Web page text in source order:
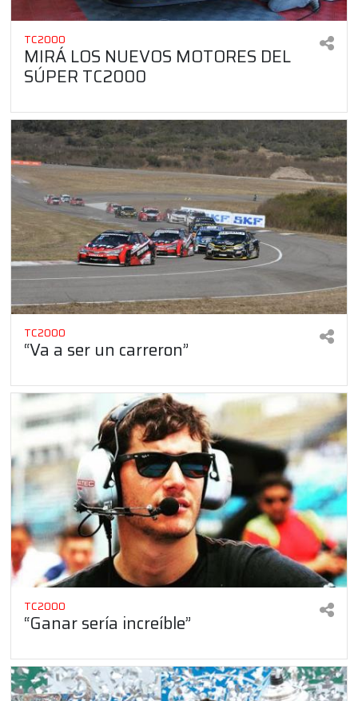
TC2000
MIRÁ LOS NUEVOS MOTORES DEL
SÚPER TC2000
TC2000
“Va a ser un carreron”
TC2000
“Ganar sería increíble”